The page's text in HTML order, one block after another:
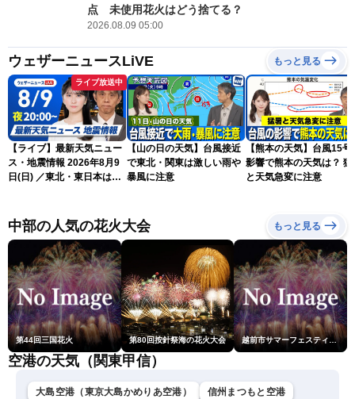
点 未使用花火はどう捨てる？
2026.08.09 05:00
ウェザーニュースLiVE もっと見る
ライブ放送中
【ライブ】最新天気ニュー
ス・地震情報 2026年8月9
日(日) ／東北・東日本は急
衣／芳野達郎〉
【山の日の天気】台風接近
で東北・関東は激しい雨や
暴風に注意
【熊本の天気】台風15号
影響で熊本の天気は？ 猛
と天気急変に注意
中部の人気の花火大会 もっと見る
第44回三国花火 第80回按針祭海の花火大会 越前市サマーフェスティバル花火大会
空港の天気（関東甲信）
大島空港（東京大島かめりあ空港）
信州まつもと空港